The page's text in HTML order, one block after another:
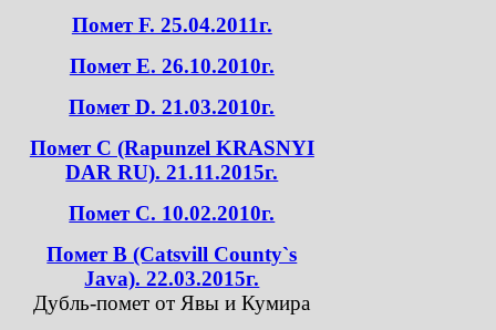
Помет F. 25.04.2011г.
Помет E. 26.10.2010г.
Помет D. 21.03.2010г.
Помет C (Rapunzel KRASNYI
DAR RU). 21.11.2015г.
Помет C. 10.02.2010г.
Помет B (Catsvill County`s
Java). 22.03.2015г.
Дубль-помет от Явы и Кумира